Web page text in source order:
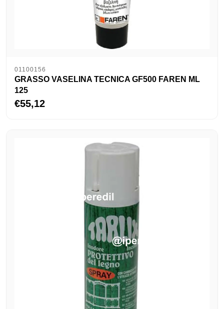
01100156
GRASSO VASELINA TECNICA GF500 FAREN ML
125
€55,12